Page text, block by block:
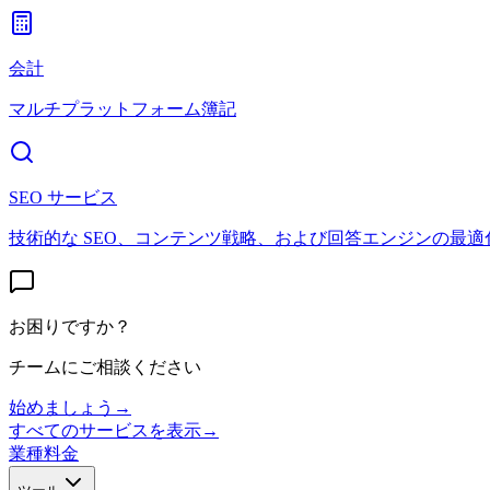
会計
マルチプラットフォーム簿記
SEO サービス
技術的な SEO、コンテンツ戦略、および回答エンジンの最適
お困りですか？
チームにご相談ください
始めましょう →
すべてのサービスを表示→
業種料金